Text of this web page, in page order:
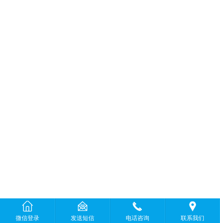
微信登录 发送短信 电话咨询 联系我们